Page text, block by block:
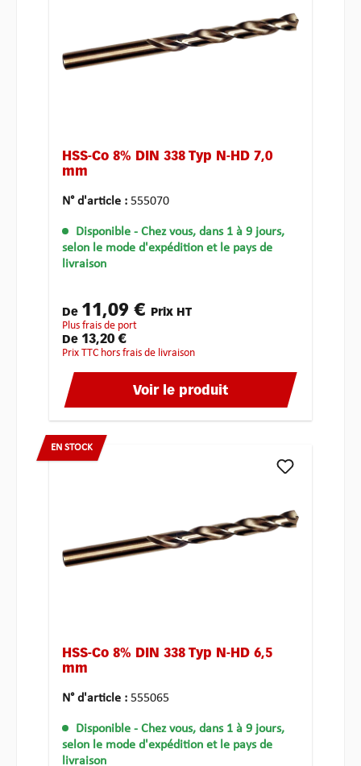
HSS-Co 8% DIN 338 Typ N-HD 7,0
mm
N° d'article : 555070
Disponible - Chez vous, dans 1 à 9 jours,
selon le mode d'expédition et le pays de
livraison
De 11,09 € Prix HT
plus frais de port
De 13,20 €
Prix TTC hors frais de livraison
Voir le produit
EN STOCK
HSS-Co 8% DIN 338 Typ N-HD 6,5
mm
N° d'article : 555065
Disponible - Chez vous, dans 1 à 9 jours,
selon le mode d'expédition et le pays de
livraison